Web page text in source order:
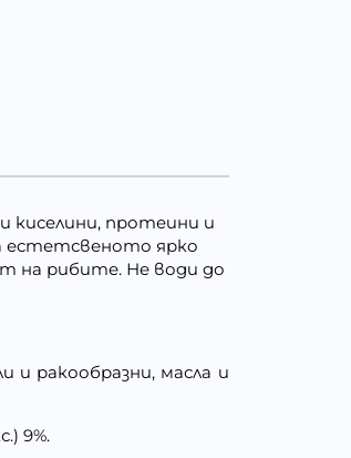
киселини, протеини и
естетсвеното ярко
на рибите. Не води до
ракообразни, масла и
9%.